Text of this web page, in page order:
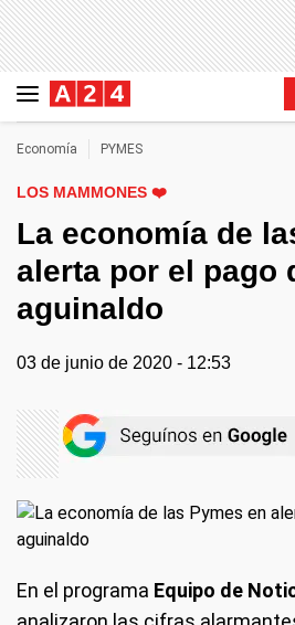
Economía PYMES
LOS MAMMONES ❤️
La economía de
alerta por el pago
aguinaldo
03 de junio de 2020 - 12:53
En el programa Equipo de